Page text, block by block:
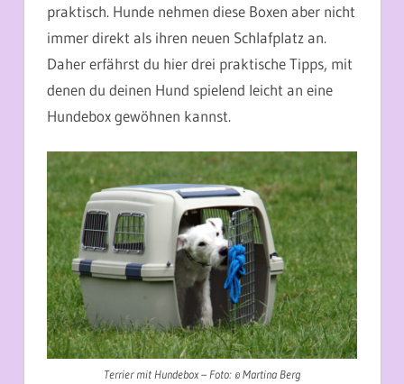
praktisch. Hunde nehmen diese Boxen aber nicht
immer direkt als ihren neuen Schlafplatz an.
Daher erfährst du hier drei praktische Tipps, mit
denen du deinen Hund spielend leicht an eine
Hundebox gewöhnen kannst.
Terrier mit Hundebox – Foto: © Martina Berg